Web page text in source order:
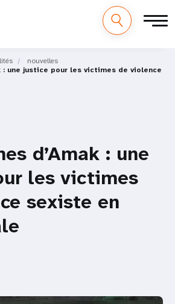
nouvelles
: une justice pour les victimes de violence
d’Amak : une
les victimes
sexiste en